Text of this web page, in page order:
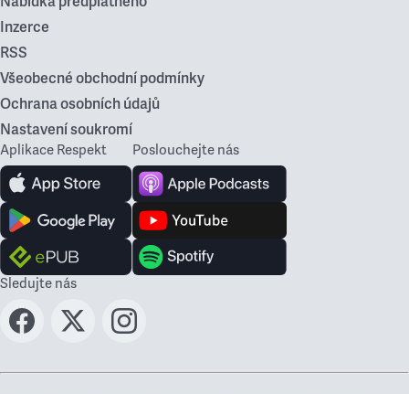
Inzerce
RSS
Všeobecné obchodní podmínky
Ochrana osobních údajů
Nastavení soukromí
Aplikace Respekt Poslouchejte nás
Sledujte nás